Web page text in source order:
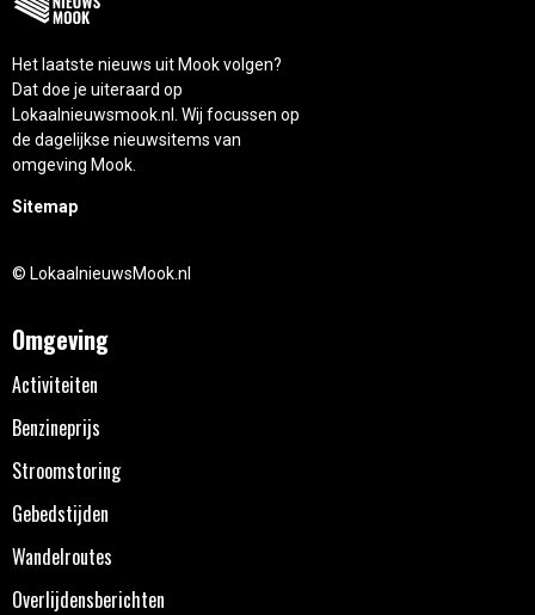
Het laatste nieuws uit Mook volgen?
Dat doe je uiteraard op
Lokaalnieuwsmook.nl. Wij focussen op
de dagelijkse nieuwsitems van
omgeving Mook.
Sitemap
© LokaalnieuwsMook.nl
Omgeving
Activiteiten
Benzineprijs
Stroomstoring
Gebedstijden
Wandelroutes
Overlijdensberichten